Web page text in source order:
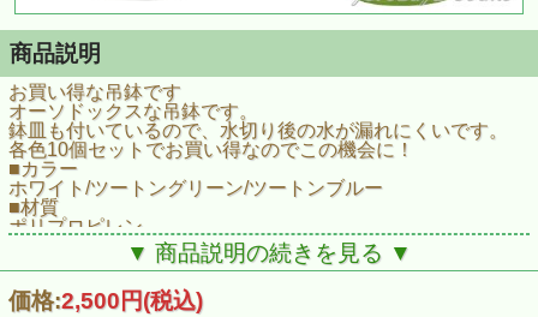
商品説明
お買い得な吊鉢です
オーソドックスな吊鉢です。
鉢皿も付いているので、水切り後の水が漏れにくいです。
各色10個セットでお買い得なのでこの機会に！
■カラー
ホワイト/ツートングリーン/ツートンブルー
■材質
ポリプロピレン
直径155×高さ85mm
■容量
0.4L
▼ 商品説明の続きを見る ▼
価格:2,500円(税込)